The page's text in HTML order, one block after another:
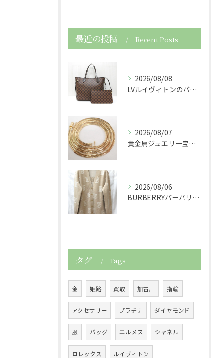
最近の投稿 Recent Posts
2026/08/08
LVルイヴィトンのバッグダミエネヴァーフルショルダーバッグト...
2026/08/07
貴金属ジュエリー宝石750K18金製の喜平ネックレスを買取さ...
2026/08/06
BURBERRYバーバリーの服アパレルTBニットカーディガン...
タグ Tags
金 姫路 買取 加古川 指輪
アクセサリー プラチナ ダイヤモンド
服 バッグ エルメス シャネル
ロレックス ルイヴィトン